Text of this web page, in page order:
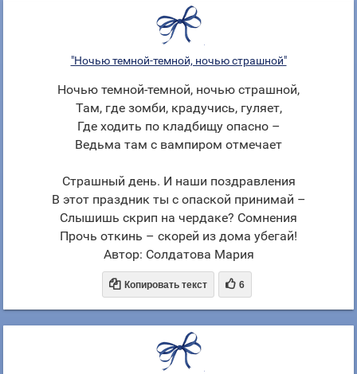
"Ночью темной-темной, ночью страшной"
Ночью темной-темной, ночью страшной,
Там, где зомби, крадучись, гуляет,
Где ходить по кладбищу опасно –
Ведьма там с вампиром отмечает
Страшный день. И наши поздравления
В этот праздник ты с опаской принимай –
Слышишь скрип на чердаке? Сомнения
Прочь откинь – скорей из дома убегай!
Автор: Солдатова Мария
 Копировать текст  6